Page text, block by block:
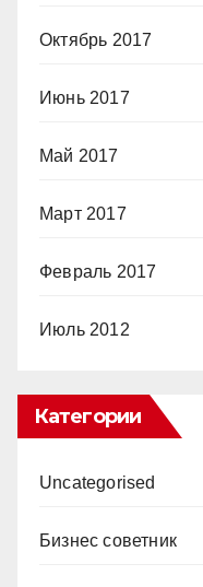
Октябрь 2017
Июнь 2017
Май 2017
Март 2017
Февраль 2017
Июль 2012
Категории
Uncategorised
Бизнес советник